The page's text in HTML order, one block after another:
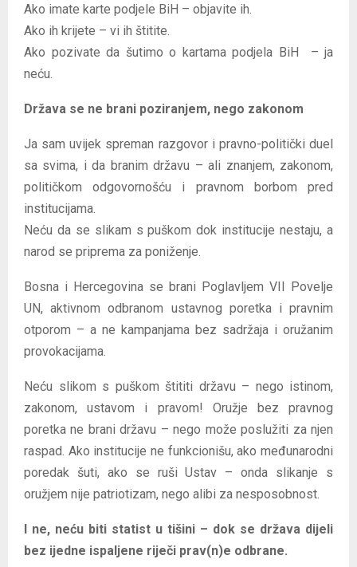
Ako imate karte podjele BiH – objavite ih.
Ako ih krijete – vi ih štitite.
Ako pozivate da šutimo o kartama podjela BiH – ja
neću.
Država se ne brani poziranjem, nego zakonom
Ja sam uvijek spreman razgovor i pravno-politički duel
sa svima, i da branim državu – ali znanjem, zakonom,
političkom odgovornošću i pravnom borbom pred
institucijama.
Neću da se slikam s puškom dok institucije nestaju, a
narod se priprema za poniženje.
Bosna i Hercegovina se brani Poglavljem VII Povelje
UN, aktivnom odbranom ustavnog poretka i pravnim
otporom – a ne kampanjama bez sadržaja i oružanim
provokacijama.
Neću slikom s puškom štititi državu – nego istinom,
zakonom, ustavom i pravom! Oružje bez pravnog
poretka ne brani državu – nego može poslužiti za njen
raspad. Ako institucije ne funkcionišu, ako međunarodni
poredak šuti, ako se ruši Ustav – onda slikanje s
oružjem nije patriotizam, nego alibi za nesposobnost.
I ne, neću biti statist u tišini – dok se država dijeli
bez ijedne ispaljene riječi prav(n)e odbrane.